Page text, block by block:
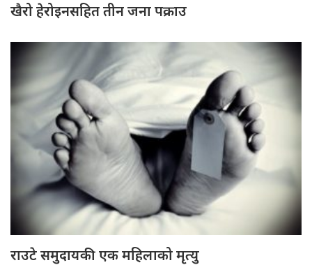
खैरो हेरोइनसहित तीन जना पक्राउ
राउटे समुदायकी एक महिलाको मृत्यु